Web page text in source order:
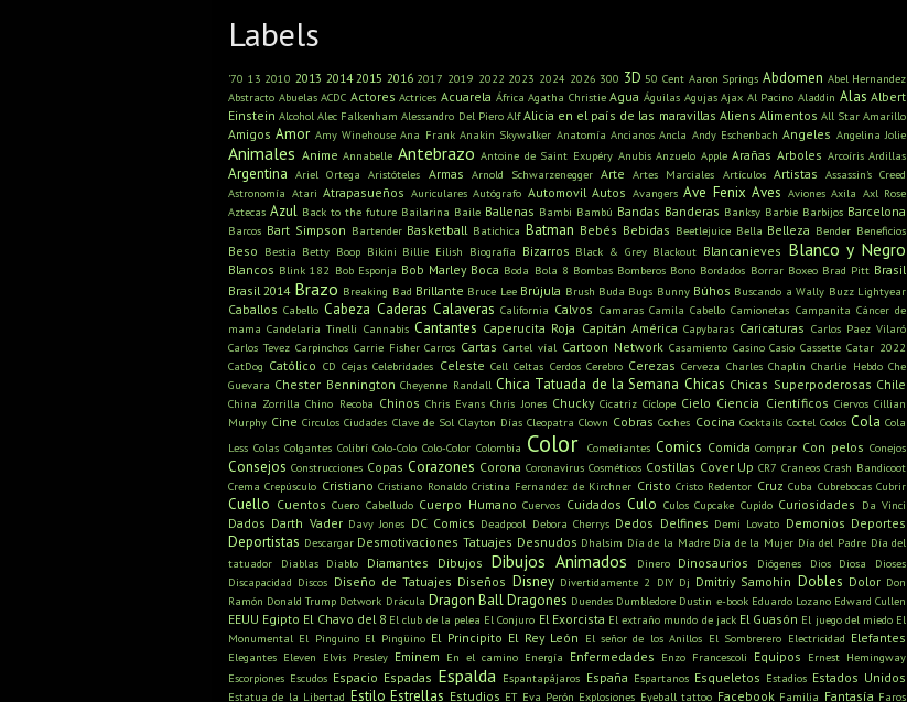
Labels
'70 13 2010 2013 2014 2015 2016 2017 2019 2022 2023 2024 2026 300 3D 50 Cent Aaron Springs Abdomen Abel Hernandez
Abstracto Abuelas ACDC Actores Actrices Acuarela África Agatha Christie Agua Águilas Agujas Ajax Al Pacino Aladdin Alas Albert
Einstein Alcohol Alec Falkenham Alessandro Del Piero Alf Alicia en el país de las maravillas Aliens Alimentos All Star Amarillo
Amigos Amor Amy Winehouse Ana Frank Anakin Skywalker Anatomía Ancianos Ancla Andy Eschenbach Angeles Angelina Jolie
Animales Anime Annabelle Antebrazo Antoine de Saint Exupéry Anubis Anzuelo Apple Arañas Arboles Arcoíris Ardillas
Argentina Ariel Ortega Aristóteles Armas Arnold Schwarzenegger Arte Artes Marciales Artículos Artistas Assassin's Creed
Astronomía Atari Atrapasueños Auriculares Autógrafo Automovil Autos Avangers Ave Fenix Aves Aviones Axila Axl Rose
Aztecas Azul Back to the future Bailarina Baile Ballenas Bambi Bambú Bandas Banderas Banksy Barbie Barbijos Barcelona
Barcos Bart Simpson Bartender Basketball Batichica Batman Bebés Bebidas Beetlejuice Bella Belleza Bender Beneficios
Beso Bestia Betty Boop Bikini Billie Eilish Biografía Bizarros Black & Grey Blackout Blancanieves Blanco y Negro
Blancos Blink 182 Bob Esponja Bob Marley Boca Boda Bola 8 Bombas Bomberos Bono Bordados Borrar Boxeo Brad Pitt Brasil
Brasil 2014 Brazo Breaking Bad Brillante Bruce Lee Brújula Brush Buda Bugs Bunny Búhos Buscando a Wally Buzz Lightyear
Caballos Cabello Cabeza Caderas Calaveras California Calvos Camaras Camila Cabello Camionetas Campanita Cáncer de
mama Candelaria Tinelli Cannabis Cantantes Caperucita Roja Capitán América Capybaras Caricaturas Carlos Paez Vilaró
Carlos Tevez Carpinchos Carrie Fisher Carros Cartas Cartel víal Cartoon Network Casamiento Casino Casio Cassette Catar 2022
CatDog Católico CD Cejas Celebridades Celeste Cell Celtas Cerdos Cerebro Cerezas Cerveza Charles Chaplin Charlie Hebdo Che
Guevara Chester Bennington Cheyenne Randall Chica Tatuada de la Semana Chicas Chicas Superpoderosas Chile
China Zorrilla Chino Recoba Chinos Chris Evans Chris Jones Chucky Cicatriz Cíclope Cielo Ciencia Científicos Ciervos Cillian
Murphy Cine Circulos Ciudades Clave de Sol Clayton Días Cleopatra Clown Cobras Coches Cocina Cocktails Coctel Codos Cola Cola
Less Colas Colgantes Colibrí Colo-Colo Colo-Color Colombia Color Comediantes Comics Comida Comprar Con pelos Conejos
Consejos Construcciones Copas Corazones Corona Coronavirus Cosméticos Costillas Cover Up CR7 Craneos Crash Bandicoot
Crema Crepúsculo Cristiano Cristiano Ronaldo Cristina Fernandez de Kirchner Cristo Cristo Redentor Cruz Cuba Cubrebocas Cubrir
Cuello Cuentos Cuero Cabelludo Cuerpo Humano Cuervos Cuidados Culo Culos Cupcake Cupido Curiosidades Da Vinci
Dados Darth Vader Davy Jones DC Comics Deadpool Debora Cherrys Dedos Delfines Demi Lovato Demonios Deportes
Deportistas Descargar Desmotivaciones Tatuajes Desnudos Dhalsim Día de la Madre Día de la Mujer Día del Padre Día del
tatuador
Diablas Diablo Diamantes Dibujos Dibujos Animados Dinero Dinosaurios Diógenes Dios Diosa
Dioses
Discapacidad Discos Diseño de Tatuajes Diseños Disney Divertidamente 2 DIY Dj Dmitriy Samohin Dobles Dolor Don
Ramón Donald Trump Dotwork Drácula Dragon BallDragones Duendes Dumbledore Dustin e-book Eduardo Lozano Edward Cullen
EEUU Egipto El Chavo del 8 El club de la pelea El Conjuro El Exorcista El extraño mundo de jack El Guasón El juego del miedo El
Monumental El Pinguino El Pingüino El Principito El Rey León El señor de los Anillos El Sombrerero Electricidad Elefantes
Elegantes Eleven Elvis Presley Eminem En el camino Energía Enfermedades Enzo Francescoli Equipos Ernest Hemingway
Escorpiones Escudos Espacio Espadas Espalda Espantapájaros España Espartanos Esqueletos Estadios Estados Unidos
Estatua de la Libertad Estilo Estrellas Estudios ET Eva Perón Explosiones Eyeball tattoo Facebook Familia Fantasía Faros